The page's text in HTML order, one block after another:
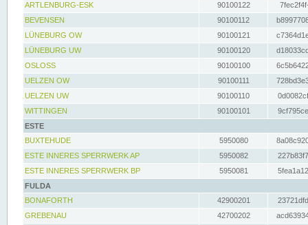
ARTLENBURG-ESK
90100122
BEVENSEN
90100112
LÜNEBURG OW
90100121
LÜNEBURG UW
90100120
OSLOSS
90100100
UELZEN OW
90100111
UELZEN UW
90100110
WITTINGEN
90100101
ESTE
BUXTEHUDE
5950080
ESTE INNERES SPERRWERK AP
5950082
ESTE INNERES SPERRWERK BP
5950081
FULDA
BONAFORTH
42900201
GREBENAU
42700202